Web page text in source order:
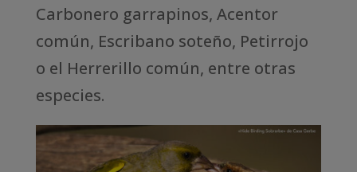
Carbonero garrapinos, Acentor
común, Escribano soteño, Petirrojo
o el Herrerillo común, entre otras
especies.